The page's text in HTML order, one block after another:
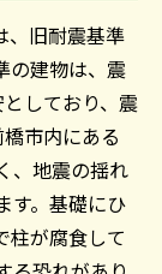
、旧耐震基準
の建物は、震
しており、震
市内にある
、地震の揺れ
す。基礎にひ
柱が腐食して